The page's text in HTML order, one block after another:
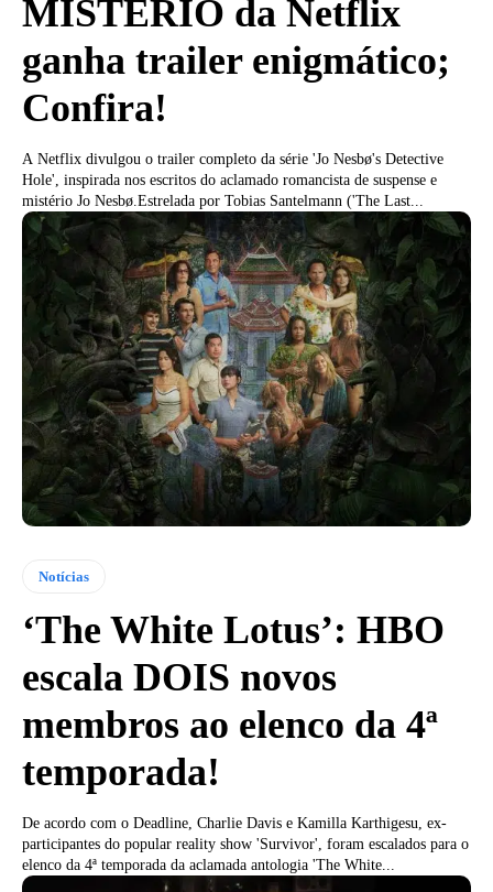
MISTÉRIO da Netflix
ganha trailer enigmático;
Confira!
A Netflix divulgou o trailer completo da série 'Jo Nesbø's Detective
Hole', inspirada nos escritos do aclamado romancista de suspense e
mistério Jo Nesbø.Estrelada por Tobias Santelmann ('The Last...
Notícias
‘The White Lotus’: HBO
escala DOIS novos
membros ao elenco da 4ª
temporada!
De acordo com o Deadline, Charlie Davis e Kamilla Karthigesu, ex-
participantes do popular reality show 'Survivor', foram escalados para o
elenco da 4ª temporada da aclamada antologia 'The White...